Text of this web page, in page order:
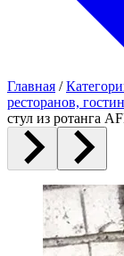
Главная /
ресторанов,
стул из ротанга